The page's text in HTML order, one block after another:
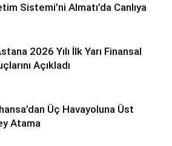
Sistemi’ni Almatı’da Canlıya
2026 Yılı İlk Yarı Finansal
Açıkladı
Üç Havayoluna Üst
Atama